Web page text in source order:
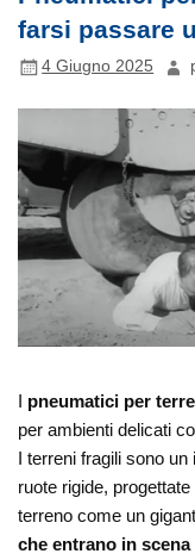
farsi passare
4 Giugno 2025
I pneumatici per
per ambienti delicati
I terreni fragili sono
ruote rigide,
terreno come un
che entrano in scena